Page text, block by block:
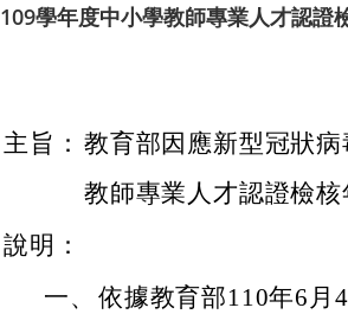
109學年度中小學教師專業人才認證
主旨： 教育部因應新型冠狀
教師專業人才認證檢核
說明：
一、 依據教育部110年6月